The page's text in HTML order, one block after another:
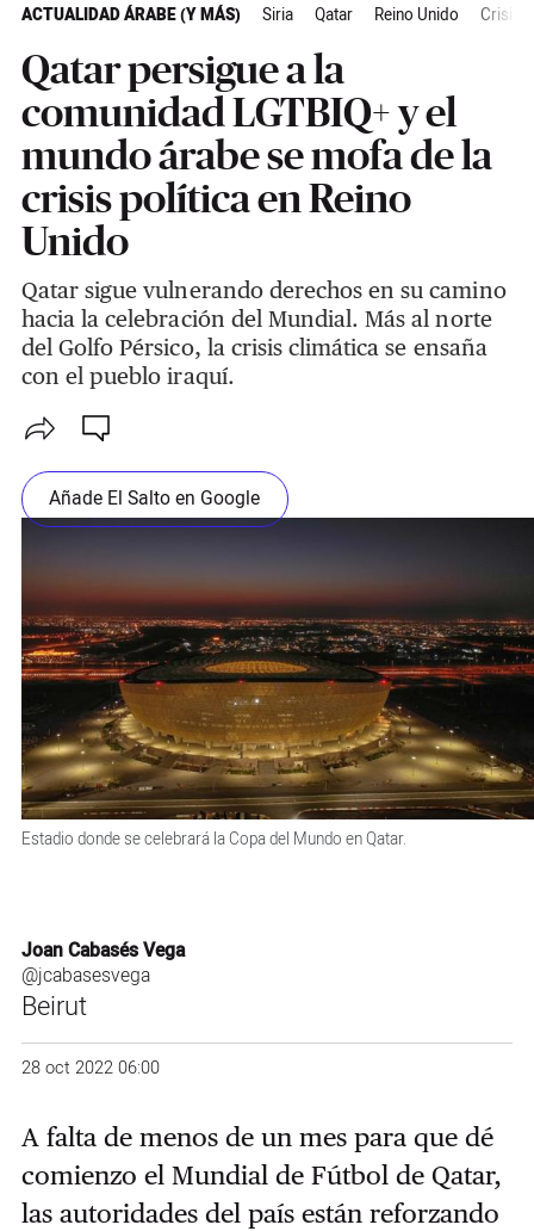
ACTUALIDAD ÁRABE (Y MÁS) Siria Qatar Reino Unido Crisis
Qatar persigue a la
comunidad LGTBIQ+ y el
mundo árabe se mofa de la
crisis política en Reino
Unido
Qatar sigue vulnerando derechos en su camino
hacia la celebración del Mundial. Más al norte
del Golfo Pérsico, la crisis climática se ensaña
con el pueblo iraquí.
Añade El Salto en Google
Estadio donde se celebrará la Copa del Mundo en Qatar.
Joan Cabasés Vega
@jcabasesvega
Beirut
28 oct 2022 06:00
A falta de menos de un mes para que dé
comienzo el Mundial de Fútbol de Qatar,
las autoridades del país están reforzando